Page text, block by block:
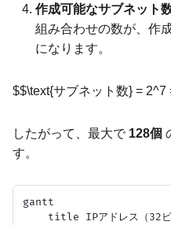
作成可能なサブネット
組み合わせの数が、作
になります。
$$\text{サブネット数} = 2^7
したがって、最大で 128個
す。
gantt
title IPアドレス（32ビ